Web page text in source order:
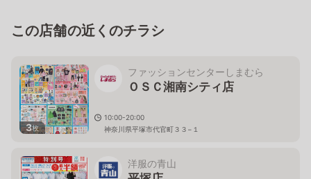
この店舗の近くのチラシ
3枚
ファッションセンターしまむら
ＯＳＣ湘南シティ店
10:00-20:00
神奈川県平塚市代官町３３−１
洋服の青山